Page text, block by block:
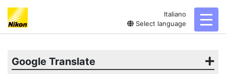
Italiano
Select language
Google Translate